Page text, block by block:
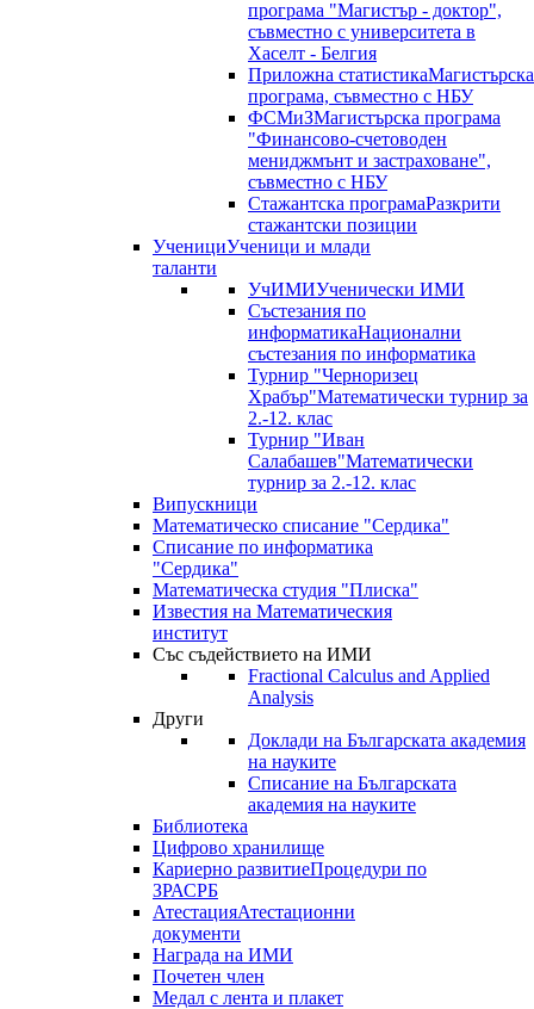
програма "Магистър - доктор",
съвместно с университета в
Хаселт - Белгия
Приложна статистикаМагистърска
програма, съвместно с НБУ
ФСМиЗМагистърска програма
"Финансово-счетоводен
мениджмънт и застраховане",
съвместно с НБУ
Стажантска програмаРазкрити
стажантски позиции
УченициУченици и млади
таланти
УчИМИУченически ИМИ
Състезания по
информатикаНационални
състезания по информатика
Турнир "Черноризец
Храбър"Математически турнир за
2.-12. клас
Турнир "Иван
Салабашев"Математически
турнир за 2.-12. клас
Випускници
Математическо списание "Сердика"
Списание по информатика
"Сердика"
Математическа студия "Плиска"
Известия на Математическия
институт
Със съдействието на ИМИ
Fractional Calculus and Applied
Analysis
Други
Доклади на Българската академия
на науките
Списание на Българската
академия на науките
Библиотека
Цифрово хранилище
Кариерно развитиеПроцедури по
ЗРАСРБ
АтестацияАтестационни
документи
Награда на ИМИ
Почетен член
Медал с лента и плакет